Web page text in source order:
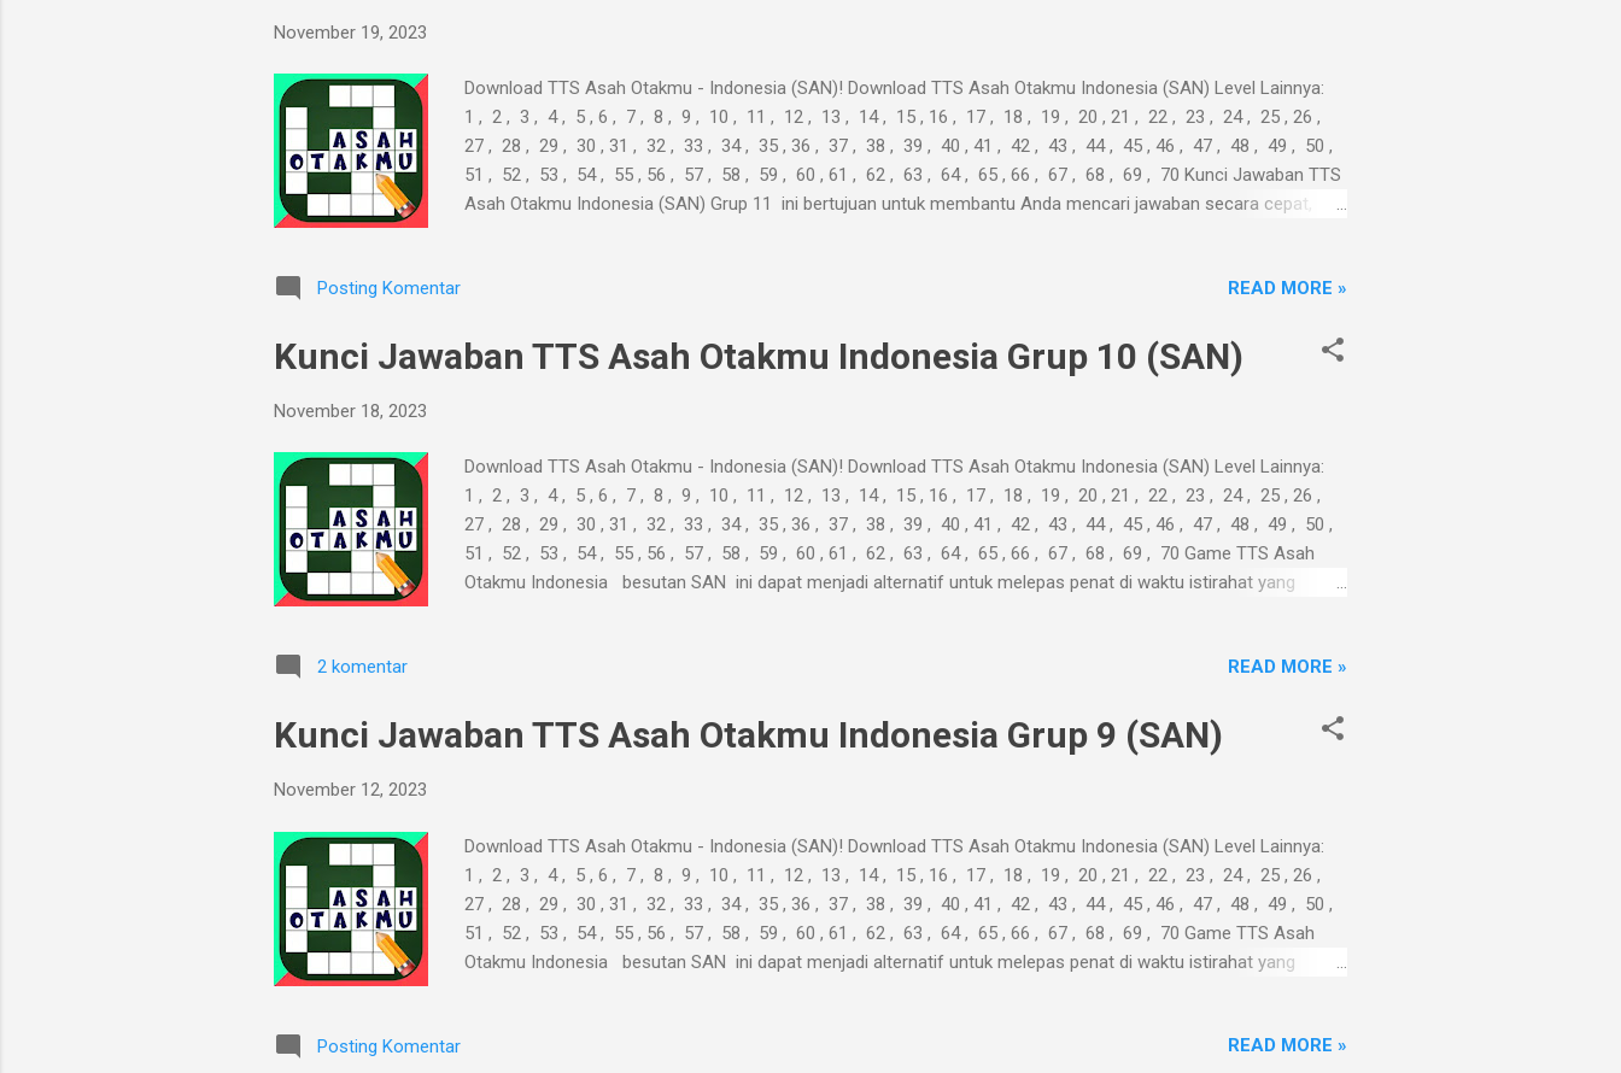
November 19, 2023
Download TTS Asah Otakmu - Indonesia (SAN)! Download TTS Asah Otakmu Indonesia (SAN) Level Lainnya:
1 , 2 , 3 , 4 , 5 , 6 , 7 , 8 , 9 , 10 , 11 , 12 , 13 , 14 , 15 , 16 , 17 , 18 , 19 , 20 , 21 , 22 , 23 , 24 , 25 , 26 ,
27 , 28 , 29 , 30 , 31 , 32 , 33 , 34 , 35 , 36 , 37 , 38 , 39 , 40 , 41 , 42 , 43 , 44 , 45 , 46 , 47 , 48 , 49 , 50 ,
51 , 52 , 53 , 54 , 55 , 56 , 57 , 58 , 59 , 60 , 61 , 62 , 63 , 64 , 65 , 66 , 67 , 68 , 69 , 70 Kunci Jawaban TTS
Asah Otakmu Indonesia (SAN) Grup 11 ini bertujuan untuk membantu Anda mencari jawaban secara cepat,
Posting Komentar READ MORE »
Kunci Jawaban TTS Asah Otakmu Indonesia Grup 10 (SAN)
November 18, 2023
Download TTS Asah Otakmu - Indonesia (SAN)! Download TTS Asah Otakmu Indonesia (SAN) Level Lainnya:
1 , 2 , 3 , 4 , 5 , 6 , 7 , 8 , 9 , 10 , 11 , 12 , 13 , 14 , 15 , 16 , 17 , 18 , 19 , 20 , 21 , 22 , 23 , 24 , 25 , 26 ,
27 , 28 , 29 , 30 , 31 , 32 , 33 , 34 , 35 , 36 , 37 , 38 , 39 , 40 , 41 , 42 , 43 , 44 , 45 , 46 , 47 , 48 , 49 , 50 ,
51 , 52 , 53 , 54 , 55 , 56 , 57 , 58 , 59 , 60 , 61 , 62 , 63 , 64 , 65 , 66 , 67 , 68 , 69 , 70 Game TTS Asah
Otakmu Indonesia besutan SAN ini dapat menjadi alternatif untuk melepas penat di waktu istirahat yang
2 komentar READ MORE »
Kunci Jawaban TTS Asah Otakmu Indonesia Grup 9 (SAN)
November 12, 2023
Download TTS Asah Otakmu - Indonesia (SAN)! Download TTS Asah Otakmu Indonesia (SAN) Level Lainnya:
1 , 2 , 3 , 4 , 5 , 6 , 7 , 8 , 9 , 10 , 11 , 12 , 13 , 14 , 15 , 16 , 17 , 18 , 19 , 20 , 21 , 22 , 23 , 24 , 25 , 26 ,
27 , 28 , 29 , 30 , 31 , 32 , 33 , 34 , 35 , 36 , 37 , 38 , 39 , 40 , 41 , 42 , 43 , 44 , 45 , 46 , 47 , 48 , 49 , 50 ,
51 , 52 , 53 , 54 , 55 , 56 , 57 , 58 , 59 , 60 , 61 , 62 , 63 , 64 , 65 , 66 , 67 , 68 , 69 , 70 Game TTS Asah
Otakmu Indonesia besutan SAN ini dapat menjadi alternatif untuk melepas penat di waktu istirahat yang
Posting Komentar READ MORE »